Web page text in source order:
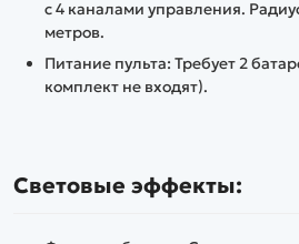
с 4 каналами управления.
метров.
Питание пульта: Требует 2
комплект не входят).
Световые эффекты: